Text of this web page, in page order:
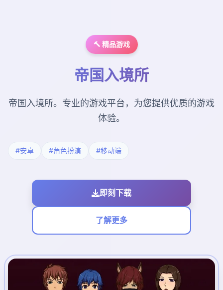
🔨 精品游戏
帝国入境所
帝国入境所。专业的游戏平台，为您提供优质的游戏
体验。
#安卓 #角色扮演 #移动端
即刻下载
了解更多